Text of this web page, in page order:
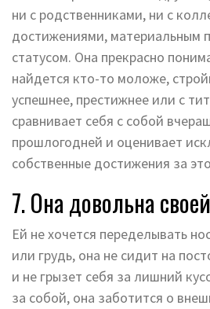
ни с родственниками, ни с
достижениями, материальным
статусом. Она прекрасно
найдется кто-то моложе,
успешнее, престижнее или с
сравнивает себя с собой
прошлогодней и оценивает
собственные достижения за
7. Она довольна
Ей не хочется переделывать
или грудь, она не сидит на
и не грызет себя за лишний
за собой, она заботится о